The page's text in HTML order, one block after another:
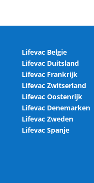
Lifevac Belgie
Lifevac Duitsland
Lifevac Frankrijk
Lifevac Zwitserland
Lifevac Oostenrijk
Lifevac Denemarken
Lifevac Zweden
Lifevac Spanje